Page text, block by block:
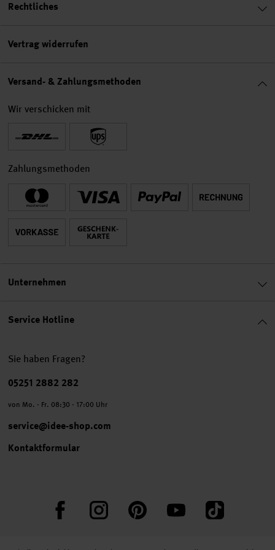
Service Hotline
Sie haben Fragen?
Telefonnummer
05251 2882 282
von Mo. - Fr. 08:30 - 17:00 Uhr
service@idee-shop.com
Kontaktformular
FacebookInstagram PinterestYouTube TikTok
Rechtliches
Vertrag widerrufen
Versand- & Zahlungsmethoden
Wir verschicken mit
Zahlungsmethoden
Unternehmen